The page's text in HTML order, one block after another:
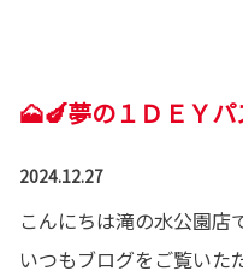
🗻🍆夢の１ＤＥＹ
2024.12.27
こんにちは滝の水公園店
いつもブログをご覧い